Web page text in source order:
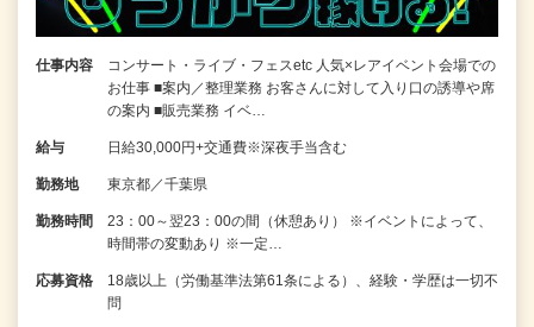
仕事内容
コンサート・ライブ・フェスetc 人気×レアイベント会場での
お仕事 ■案内／整理業務 お客さんに対して入り口の誘導や席
の案内 ■販売業務 イベ…
給与 日給30,000円+交通費※深夜手当含む
勤務地 東京都／千葉県
勤務時間
23：00～翌23：00の間（休憩あり） ※イベントによって、
時間帯の変動あり ※一定…
応募資格
18歳以上（労働基準法第61条による）、経験・学歴は一切不
問